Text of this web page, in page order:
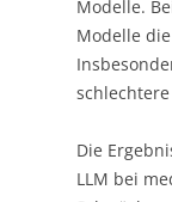
Modelle.
Modelle
Die
LLM bei